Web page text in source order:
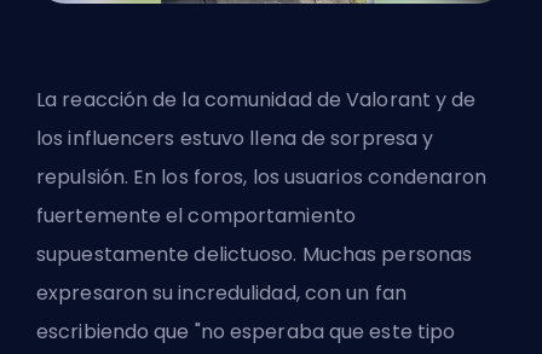
La reacción de la comunidad de Valorant y de
los influencers estuvo llena de sorpresa y
repulsión. En los foros, los usuarios condenaron
fuertemente el comportamiento
supuestamente delictuoso. Muchas personas
expresaron su incredulidad, con un fan
escribiendo que "no esperaba que este tipo